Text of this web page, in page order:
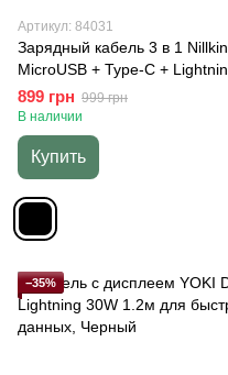
Артикул: 84031
Зарядный кабель 3 в 1
MicroUSB + Type-C +
899 грн 999 грн
В наличии
Купить
−35%